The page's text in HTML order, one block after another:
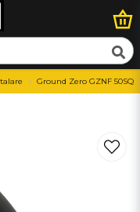
Ground Zero GZNF 50SQ